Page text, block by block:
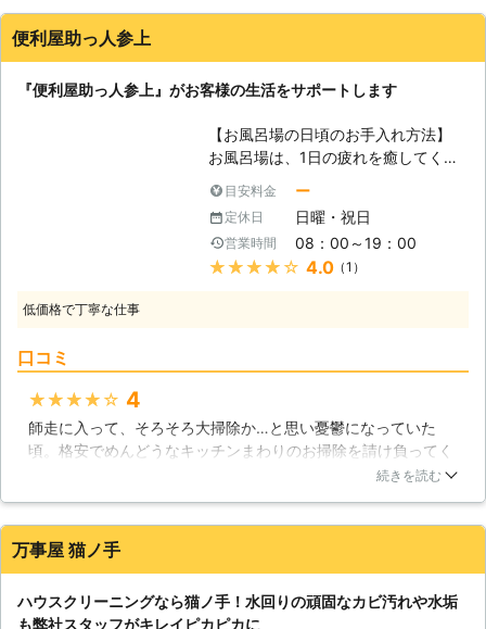
スの場合、たくさんの社員の方々がお
皆さんでされたり、時間がある時に担
当の社員がお掃除をされていることで
しょう。でも、中にはお仕事が忙しく
て、オフィス内のお掃除まで行き渡っ
ていないところもあるのではないでし
ょうか。そうなると、汚れはたまって
いく一方で、オフィス内の衛生環境面
は悪くなってしまいます。こんな時こ
そ、当社のような業者にご相談すれ
は、だいぶ古く大掛かりになりそうですが、リノベーションの
予定が立たなければ、次回も同じ日本PCさんにお願いすると
便利屋助っ人参上
『便利屋助っ人参上』がお客様の生活をサポートします
【お風呂場の日頃のお手入れ方法】
お風呂場は、1日の疲れを癒してくれ
風呂でゆったりとくつろいで疲れを取
りたいのに汚れやカビがたまって汚い
状態だと、げんなりしてしまいます。
お風呂場の汚れが蓄積されると、浴槽
ません。お風呂場の日頃のお手入れ
は、その日の汚れはその日中に取って
おく事です。入浴後に全体をシャワー
で流して、浴槽を軽くスポンジでこす
って汚れを落とします。最後に全体的
お風呂場は毎日使用する場所なので、
こまめに掃除をして清潔な状態を保ち
目安料金 ー
定休日 日曜・祝日
営業時間 08：00～19：00
★★★★★ 4.0（1）
低価格で丁寧な仕事
口コミ
★★★★★ 4
師走に入って、そろそろ大掃除か…と思い憂鬱になっていた
頃。格安でめんどうなキッチンまわりのお掃除を請け負ってく
れるという、「生活の110番オリジナルサービス」を見つけま
られます。対応してくれたオペレーターさんが親切で、ついつ
いキッチンまわりとレンジフード・換気扇をお願いしちゃいま
ンで年越しを迎えることができました！
続きを読む
万事屋 猫ノ手
ハウスクリーニングなら猫ノ手！水回りの頑固なカビ汚れや水垢
も弊社スタッフがキレイピカピカに